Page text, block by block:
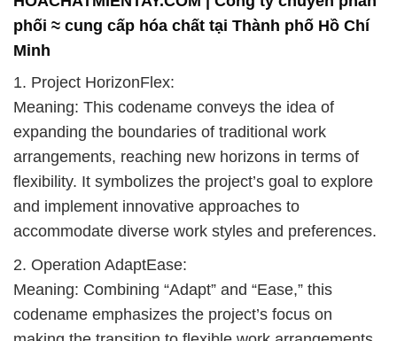
accommodate diverse work styles and preferences.
2. Operation AdaptEase:
Meaning: Combining “Adapt” and “Ease,” this
codename emphasizes the project’s focus on
making the transition to flexible work arrangements
smooth and effortless. It suggests a seamless
adaptation to new ways of working that prioritize
both employee needs and organizational efficiency.
3. Initiative FlexFlow:
Meaning: “Flex” represents flexibility, and “Flow”
suggests a continuous, dynamic movement. This
codename signifies the project’s intention to
establish a fluid and adaptable work environment,